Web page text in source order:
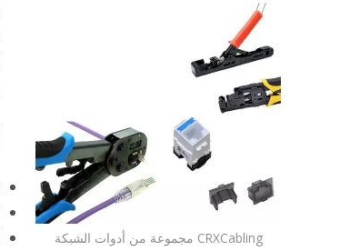
CRXCabling مجموعة من أدوات الشبكة